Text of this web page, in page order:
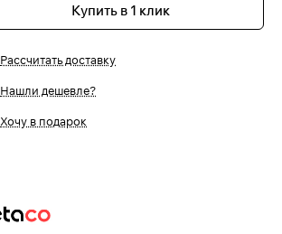
Купить в 1 клик
Рассчитать доставку
Нашли дешевле?
Хочу в подарок